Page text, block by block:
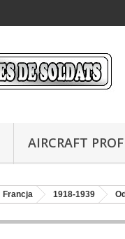
AIRCRAFT
Francja 1918-1939